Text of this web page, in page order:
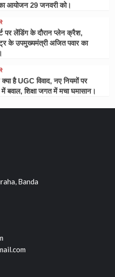
आयोजन 29 जनवरी को।
पर लेंडिंग के दौरान प्लेन क्रैश,
के उपमुख्यमंत्री अजित पवार का
है UGC विवाद, नए नियमों पर
बवाल, शिक्षा जगत में मचा घमासान।
Banda